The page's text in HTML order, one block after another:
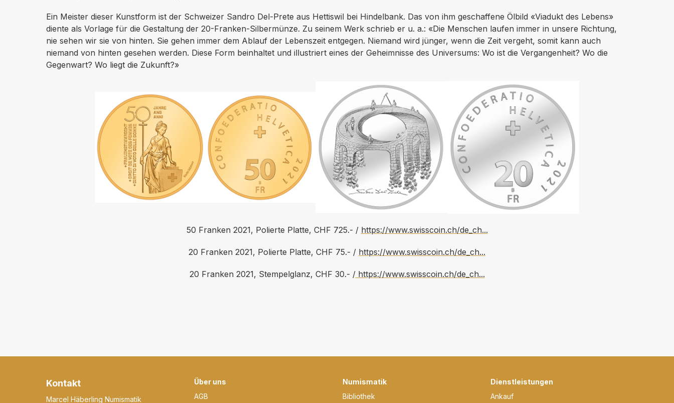
Ein Meister dieser Kunstform ist der Schweizer Sandro Del-Prete aus Hettiswil bei Hindelbank. Das von ihm geschaffene Ölbild «Viadukt des Lebens»
diente als Vorlage für die Gestaltung der 20-Franken-Silbermünze. Zu seinem Werk schrieb er u. a.: «Die Menschen laufen immer in unsere Richtung,
nie sehen wir sie von hinten. Sie gehen immer dem Ablauf der Lebenszeit entgegen. Niemand wird jünger, wenn die Zeit vergeht, somit kann auch
niemand von hinten gesehen werden. Diese Form beinhaltet und illustriert eines der Geheimnisse des Universums: Wo ist die Vergangenheit? Wo die
Gegenwart? Wo liegt die Zukunft?»
50 Franken 2021, Polierte Platte, CHF 725.- / https://www.swisscoin.ch/de_ch...
20 Franken 2021, Polierte Platte, CHF 75.- / https://www.swisscoin.ch/de_ch...
20 Franken 2021, Stempelglanz, CHF 30.- /https://www.swisscoin.ch/de_ch...
Kontakt
Marcel Häberling Numismatik
Über uns
AGB
Numismatik
Bibliothek
Dienstleistungen
Ankauf